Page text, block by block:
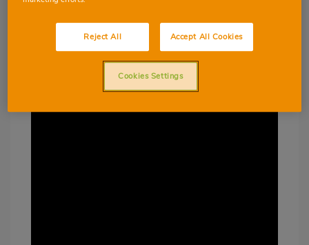
Reject All Accept All Cookies
Cookies Settings